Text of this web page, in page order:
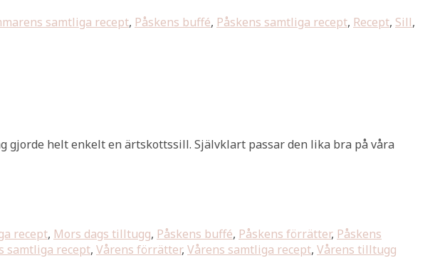
samtliga recept, Påskens buffé, Påskens samtliga recept, Recept, Sill,
gjorde helt enkelt en ärtskottssill. Självklart passar den lika bra på våra
recept, Mors dags tilltugg, Påskens buffé, Påskens förrätter, Påskens
samtliga recept, Vårens förrätter, Vårens samtliga recept, Vårens tilltugg